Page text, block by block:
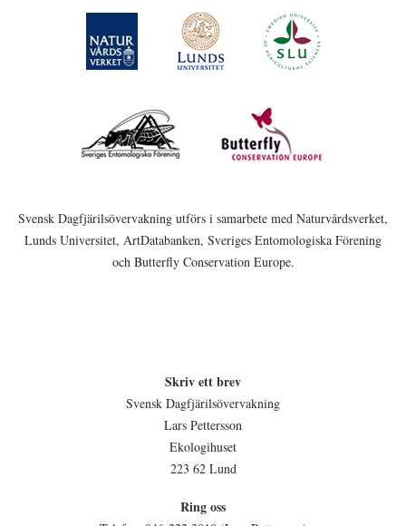
Svensk Dagfjärilsövervakning utförs i samarbete med Naturvårdsverket,
Lunds Universitet, ArtDatabanken, Sveriges Entomologiska Förening
och Butterfly Conservation Europe.
Skriv ett brev
Svensk Dagfjärilsövervakning
Lars Pettersson
Ekologihuset
223 62 Lund
Ring oss